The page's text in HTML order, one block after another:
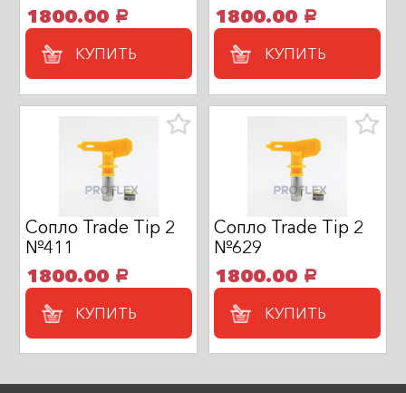
1800.00 a
КУПИТЬ
1800.00 a
КУПИТЬ
Сопло Trade Tip 2
№411
1800.00 a
КУПИТЬ
Сопло Trade Tip 2
№629
1800.00 a
КУПИТЬ